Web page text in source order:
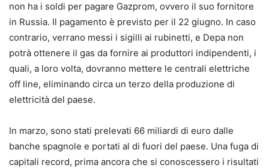
non ha i soldi per pagare Gazprom, ovvero il suo fornitore
in Russia. Il pagamento è previsto per il 22 giugno. In caso
contrario, verrano messi i sigilli ai rubinetti, e Depa non
potrà ottenere il gas da fornire ai produttori indipendenti, i
quali, a loro volta, dovranno mettere le centrali elettriche
off line, eliminando circa un terzo della produzione di
elettricità del paese.
In marzo, sono stati prelevati 66 miliardi di euro dalle
banche spagnole e portati al di fuori del paese. Una fuga di
capitali record, prima ancora che si conoscessero i risultati